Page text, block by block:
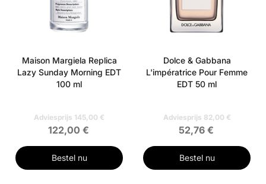
Maison Margiela Replica
Lazy Sunday Morning EDT
100 ml
Adviesprijs 145,00 €
122,00 €
Bestel nu
Dolce & Gabbana
L'impératrice Pour Femme
EDT 50 ml
Adviesprijs 82,00 €
52,76 €
Bestel nu